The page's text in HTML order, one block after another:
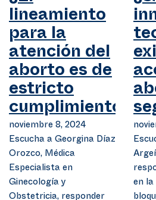
lineamiento
para la
atención del
aborto es de
estricto
cumplimiento?
noviembre 8, 2024
Escucha a Georgina Díaz
Orozco, Médica
Especialista en
Ginecología y
Obstetricia, responder
en la